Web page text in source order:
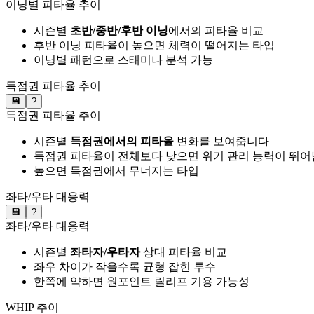
이닝별 피타율 추이
시즌별 초반/중반/후반 이닝에서의 피타율 비교
후반 이닝 피타율이 높으면 체력이 떨어지는 타입
이닝별 패턴으로 스태미나 분석 가능
득점권 피타율 추이
💾 ?
득점권 피타율 추이
시즌별 득점권에서의 피타율 변화를 보여줍니다
득점권 피타율이 전체보다 낮으면 위기 관리 능력이 뛰어
높으면 득점권에서 무너지는 타입
좌타/우타 대응력
💾 ?
좌타/우타 대응력
시즌별 좌타자/우타자상대 피타율 비교
좌우 차이가 작을수록 균형 잡힌 투수
한쪽에 약하면 원포인트 릴리프 기용 가능성
WHIP 추이